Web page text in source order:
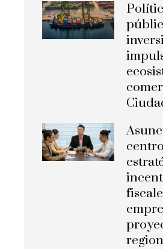
centro